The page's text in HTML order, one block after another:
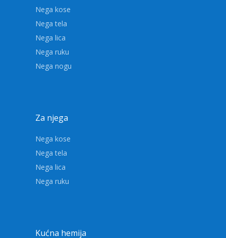
Nega kose
Nega tela
Nega lica
Nega ruku
Nega nogu
Za njega
Nega kose
Nega tela
Nega lica
Nega ruku
Kućna hemija